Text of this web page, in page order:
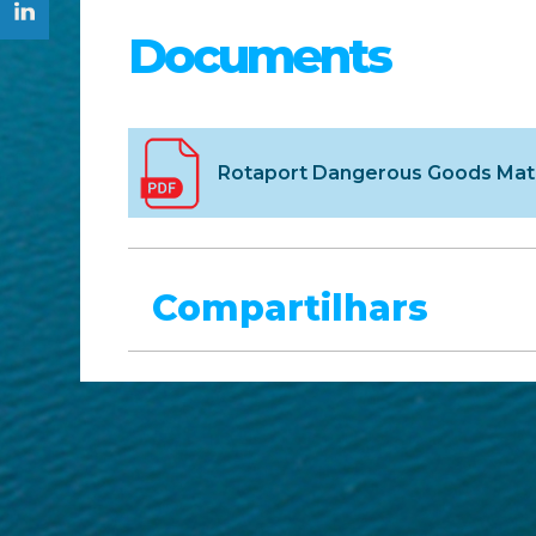
Documents
Rotaport Dangerous Goods
Compartilhars